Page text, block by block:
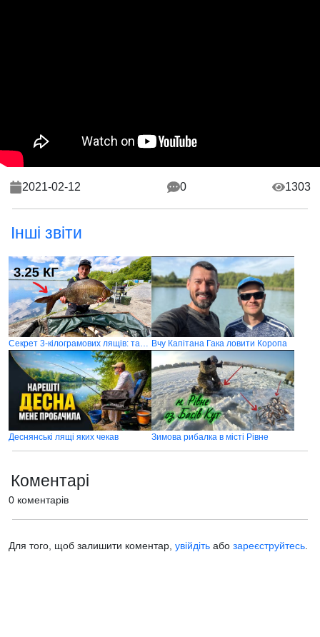
2021-02-12 0 1303
Інші звіти
Секрет 3-кілограмових лящів: так ловить тільки 1% рибалок Вчу Капітана Гака ловити Коропа
Деснянські лящі яких чекав Зимова рибалка в місті Рівне
Коментарі
0 коментарів
Для того, щоб залишити коментар, увійдіть або зареєструйтесь